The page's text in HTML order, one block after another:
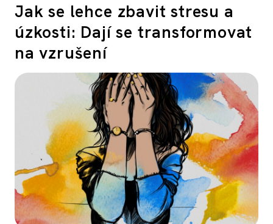
PSYCHOLOGIE
SEX A VZTAHY
PORADNA
Jak se lehce zbavit stresu a
úzkosti: Dají se transformovat
na vzrušení